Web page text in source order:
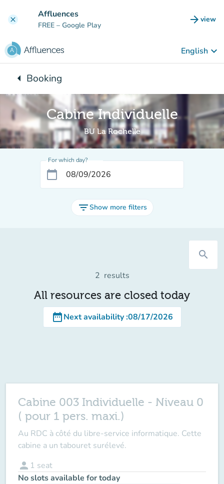
clear Affluences
FREE – Google Play arrow_forward view
(new
English keyboard_arrow_down
arrow_leftBack to:
Booking
Cabine Individuelle
BU La Rochelle
For which day?
calendar_today
filter_listShow more filters
search
2 results
All resources are closed today
date_rangeNext availability:08/17/2026
Cabine 003 Individuelle - Niveau 0
( pour 1 pers. maxi.)
Au RDC à côté du libre-service informatique. Cette
cabine a un tabouret surélevé.
person 1 seat
No slots available for today